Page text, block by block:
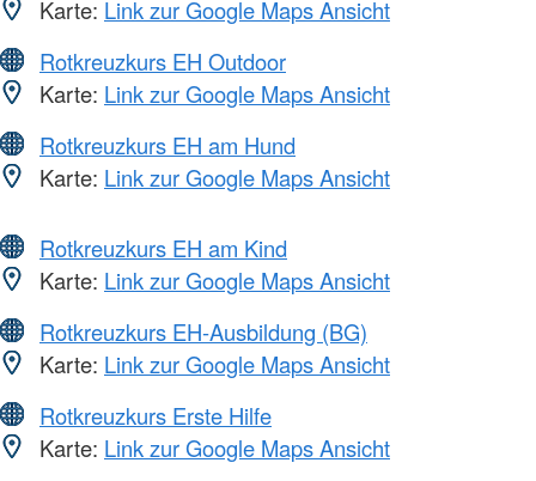
Karte: Link zur Google Maps Ansicht
Rotkreuzkurs EH Outdoor
Karte: Link zur Google Maps Ansicht
Rotkreuzkurs EH am Hund
Karte: Link zur Google Maps Ansicht
Rotkreuzkurs EH am Kind
Karte: Link zur Google Maps Ansicht
Rotkreuzkurs EH-Ausbildung (BG)
Karte: Link zur Google Maps Ansicht
Rotkreuzkurs Erste Hilfe
Karte: Link zur Google Maps Ansicht